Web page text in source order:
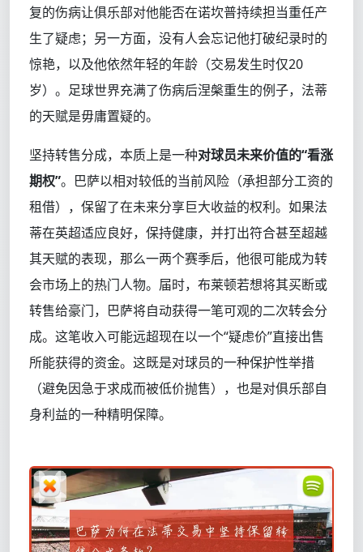
复的伤病让俱乐部对他能否在诺坎普持续担当重任产
生了疑虑；另一方面，没有人会忘记他打破纪录时的
惊艳，以及他依然年轻的年龄（交易发生时仅20
岁）。足球世界充满了伤病后涅槃重生的例子，法蒂
的天赋是毋庸置疑的。
坚持转售分成，本质上是一种对球员未来价值的“看涨
期权”。巴萨以相对较低的当前风险（承担部分工资的
租借），保留了在未来分享巨大收益的权利。如果法
蒂在英超适应良好，保持健康，并打出符合甚至超越
其天赋的表现，那么一两个赛季后，他很可能成为转
会市场上的热门人物。届时，布莱顿若想将其买断或
转售给豪门，巴萨将自动获得一笔可观的二次转会分
成。这笔收入可能远超现在以一个“疑虑价”直接出售
所能获得的资金。这既是对球员的一种保护性举措
（避免因急于求成而被低价抛售），也是对俱乐部自
身利益的一种精明保障。